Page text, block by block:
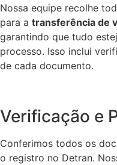
Nossa equipe recolhe
para a transferência de
garantindo que tudo
processo. Isso inclui
de cada documento.
Verificação e
Conferimos todos os
o registro no Detran.